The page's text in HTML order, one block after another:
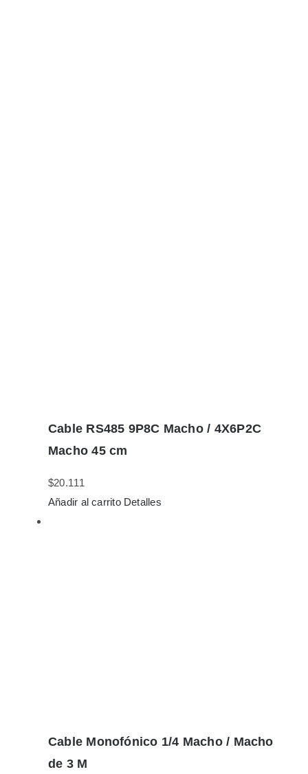
Cable RS485 9P8C Macho / 4X6P2C
Macho 45 cm
$20.111
Añadir al carrito Detalles
Cable Monofónico 1/4 Macho / Macho
de 3 M